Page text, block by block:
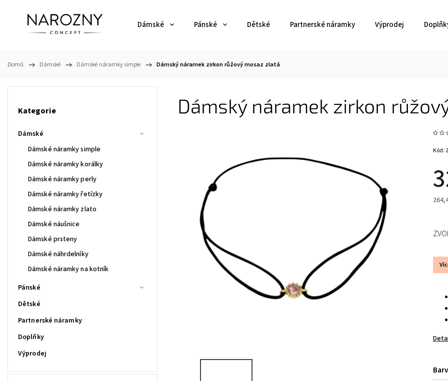
Dámské Pánské Dětské Partnerské náramky Výprodej
Domů / Dámské / Dámské náramky simple / Dámský náramek zirkon růžový mosaz zlatá
Kategorie
Dámské
Dámské náramky simple
Dámské náramky korálky
Dámské náramky perly
Dámské náramky řetízky
Dámské náramky zlato
Dámské náušnice
Dámské prsteny
Dámské náhrdelníky
Dámské náramky na kotník
Pánské
Dětské
Partnerské náramky
Doplňky
Výprodej
Dámský náramek zirkon
Kód: